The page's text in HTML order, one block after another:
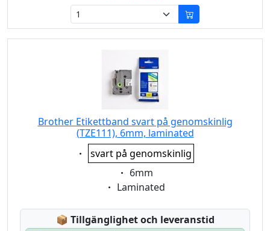
Brother Etikettband svart på genomskinlig
(TZE111), 6mm, laminated
Eigenschaft:
svart på genomskinlig
Eigenschaft:
6mm
Eigenschaft:
Laminated
📦 Lagerstatus:
Tillgänglighet och leveranstid